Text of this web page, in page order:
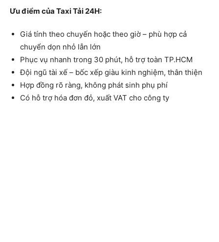
Ưu điểm của Taxi Tải 24H:
Giá tính theo chuyến hoặc theo giờ – phù hợp cả
chuyển dọn nhỏ lẫn lớn
Phục vụ nhanh trong 30 phút, hỗ trợ toàn TP.HCM
Đội ngũ tài xế – bốc xếp giàu kinh nghiệm, thân thiện
Hợp đồng rõ ràng, không phát sinh phụ phí
Có hỗ trợ hóa đơn đỏ, xuất VAT cho công ty